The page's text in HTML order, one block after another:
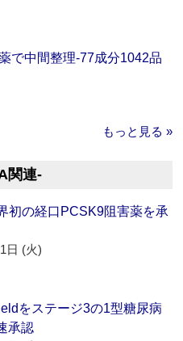
で中間整理‐77成分1042品
もっと見る »
関連‐
初の経口PCSK9阻害薬を承
日 (火)
をステージ3の1型糖尿病
承認